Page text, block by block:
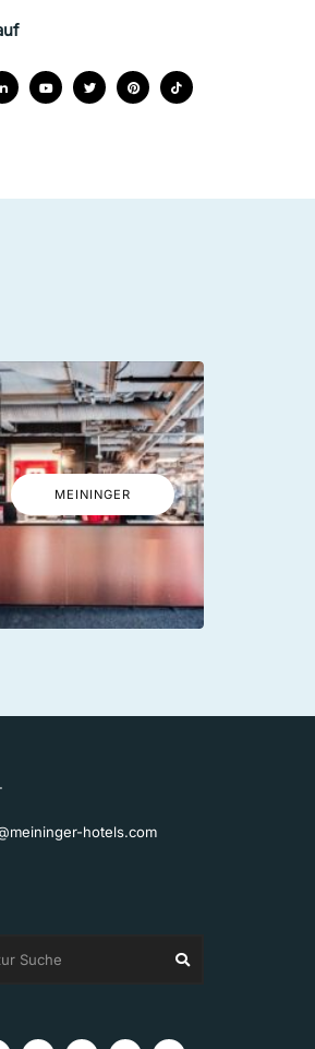
MEININGER
hotels.com